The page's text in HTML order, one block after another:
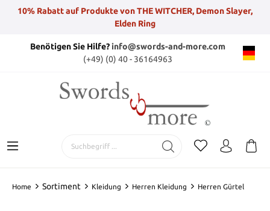
10% Rabatt auf Produkte von THE WITCHER, Demon Slayer,
Elden Ring
Benötigen Sie Hilfe?info@swords-and-more.com
(+49) (0) 40 - 36164963
Home Sortiment Kleidung Herren Kleidung Herren Gürtel